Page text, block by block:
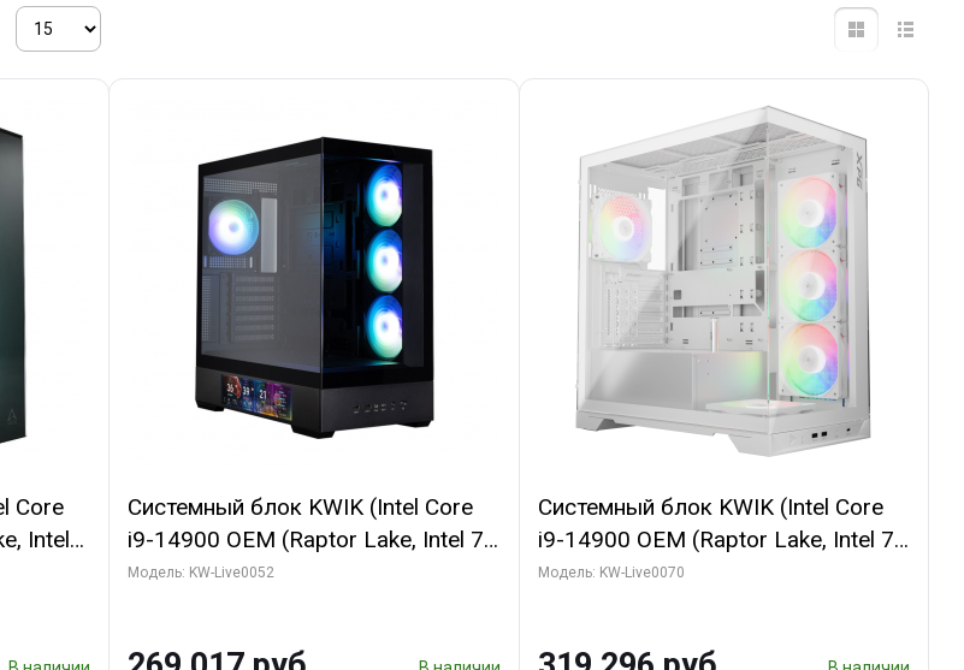
Core
Intel
(2
Системный блок KWIK (Intel Core
i9-14900 OEM (Raptor Lake, Intel 7,
C24 16EC/8PC// 64 ГБ ОЗУ (2
Модель: KW-Live0052
Системный блок KWIK (Intel Core
i9-14900 OEM (Raptor Lake, Intel 7,
C24 16EC/8PC// 64 ГБ ОЗУ (2
Модель: KW-Live0070